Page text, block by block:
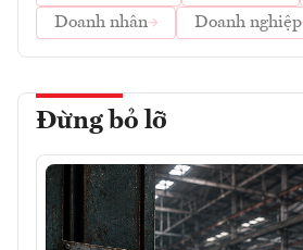
Doanh nhân
Doanh nghiệp
Đừng bỏ lỡ